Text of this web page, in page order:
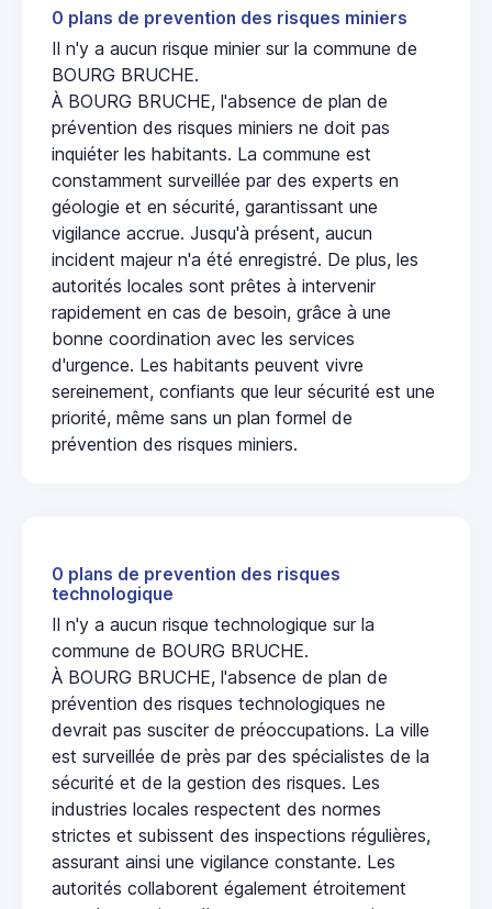
0 plans de prevention des risques miniers
Il n'y a aucun risque minier sur la commune de
BOURG BRUCHE.
À BOURG BRUCHE, l'absence de plan de
prévention des risques miniers ne doit pas
inquiéter les habitants. La commune est
constamment surveillée par des experts en
géologie et en sécurité, garantissant une
vigilance accrue. Jusqu'à présent, aucun
incident majeur n'a été enregistré. De plus, les
autorités locales sont prêtes à intervenir
rapidement en cas de besoin, grâce à une
bonne coordination avec les services
d'urgence. Les habitants peuvent vivre
sereinement, confiants que leur sécurité est une
priorité, même sans un plan formel de
prévention des risques miniers.
0 plans de prevention des risques
technologique
Il n'y a aucun risque technologique sur la
commune de BOURG BRUCHE.
À BOURG BRUCHE, l'absence de plan de
prévention des risques technologiques ne
devrait pas susciter de préoccupations. La ville
est surveillée de près par des spécialistes de la
sécurité et de la gestion des risques. Les
industries locales respectent des normes
strictes et subissent des inspections régulières,
assurant ainsi une vigilance constante. Les
autorités collaborent également étroitement